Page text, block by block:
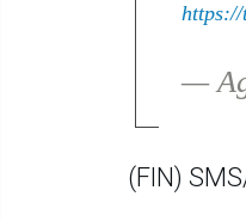
—
(FIN)